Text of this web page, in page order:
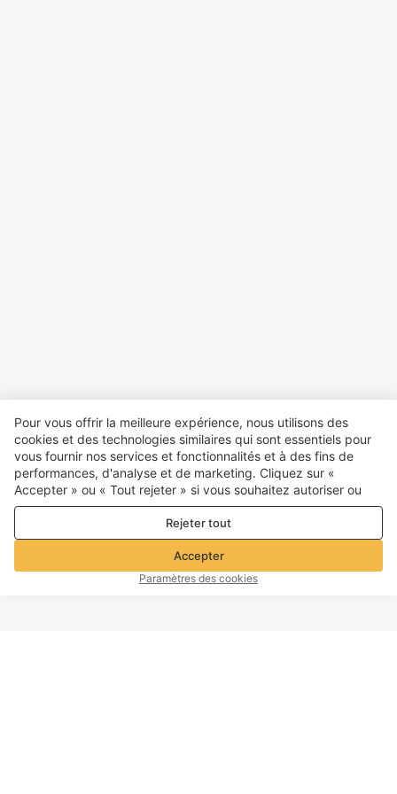
Pour vous offrir la meilleure expérience, nous utilisons des
cookies et des technologies similaires qui sont essentiels pour
vous fournir nos services et fonctionnalités et à des fins de
performances, d'analyse et de marketing. Cliquez sur «
Accepter » ou « Tout rejeter » si vous souhaitez autoriser ou
refuser tout. cookies à des fins de performance, d’analyse et
de marketing. Pour plus de détails, consultez notre
confidentialité et de cookies
Rejeter tout
Accepter
Paramètres des cookies